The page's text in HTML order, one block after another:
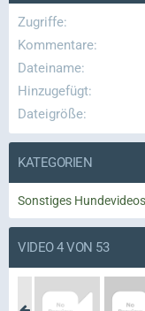
Zugriffe
Kommentare
Dateiname
Hinzugefügt
Dateigröße
KATEGORIEN
Sonstiges Hundevideos
VIDEO 4 VON 53